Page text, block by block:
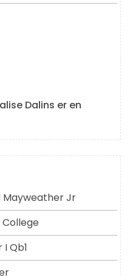
Dalins er en
Mayweather Jr
College
Qb1